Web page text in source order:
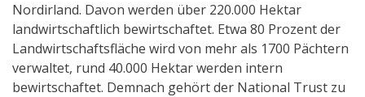
Nordirland. Davon werden über 220.000 Hektar
landwirtschaftlich bewirtschaftet. Etwa 80 Prozent der
Landwirtschaftsfläche wird von mehr als 1700 Pächtern
verwaltet, rund 40.000 Hektar werden intern
bewirtschaftet. Demnach gehört der National Trust zu